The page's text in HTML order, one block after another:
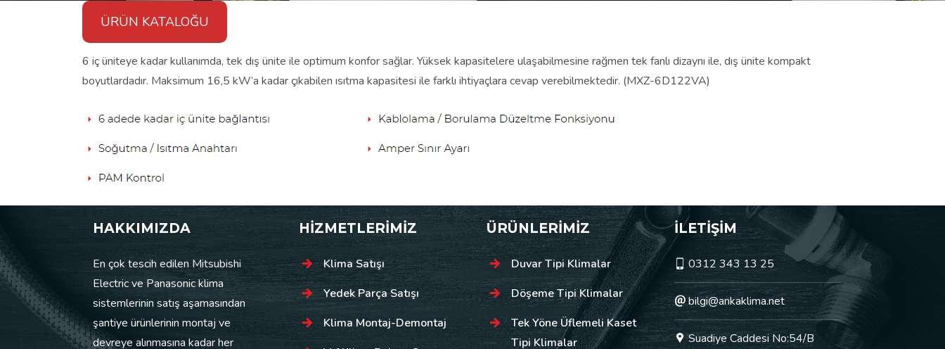
ÜRÜN KATALOĞU
6 iç üniteye kadar kullanımda, tek dış ünite ile optimum konfor sağlar. Yüksek kapasitelere ulaşabilmesine rağmen tek fanlı dizaynı ile, dış ünite kompakt
boyutlardadır. Maksimum 16,5 kW’a kadar çıkabilen ısıtma kapasitesi ile farklı ihtiyaçlara cevap verebilmektedir. (MXZ-6D122VA)
HAKKIMIZDA
En çok tescih edilen Mitsubishi
Electric ve Panasonic klima
sistemlerinin satış aşamasından
şantiye ürünlerinin montaj ve
devreye alınmasına kadar her
HİZMETLERİMİZ
Klima Satışı
Yedek Parça Satışı
Klima Montaj-Demontaj
ÜRÜNLERİMİZ
Duvar Tipi Klimalar
Döşeme Tipi Klimalar
Tek Yöne Üflemeli Kaset
Tipi Klimalar
İLETİŞİM
0312 343 13 25
bilgi@ankaklima.net
Suadiye Caddesi No:54/B